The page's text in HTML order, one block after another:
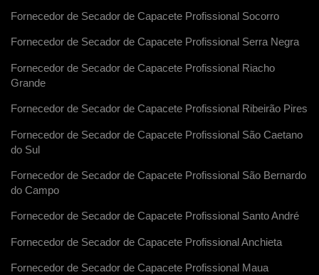
Fornecedor de Secador de Capacete Profissional Socorro
Fornecedor de Secador de Capacete Profissional Serra Negra
Fornecedor de Secador de Capacete Profissional Riacho
Grande
Fornecedor de Secador de Capacete Profissional Ribeirão Pires
Fornecedor de Secador de Capacete Profissional São Caetano
do Sul
Fornecedor de Secador de Capacete Profissional São Bernardo
do Campo
Fornecedor de Secador de Capacete Profissional Santo André
Fornecedor de Secador de Capacete Profissional Anchieta
Fornecedor de Secador de Capacete Profissional Maua